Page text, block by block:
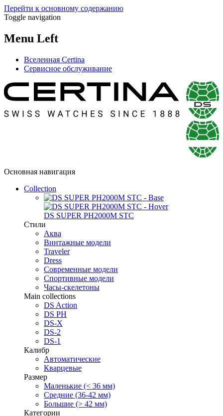
Перейти к основному содержанию
Toggle navigation
Menu Left
Вселенная Certina
Сервисное обслуживание
Основная навигация
Collection
DS SUPER PH2000M STC
Стили
Аква
Винтажные модели
Traveler
Dress
Современные модели
Спортивные модели
Часы-скелетоны
Main collections
DS Action
DS PH
DS-X
DS-2
DS-1
Калибр
Автоматические
Кварцевые
Размер
Маленькие (< 36 мм)
Средние (36-42 мм)
Большие (> 42 мм)
Категории